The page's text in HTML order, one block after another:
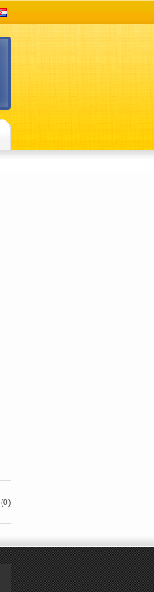
(0)